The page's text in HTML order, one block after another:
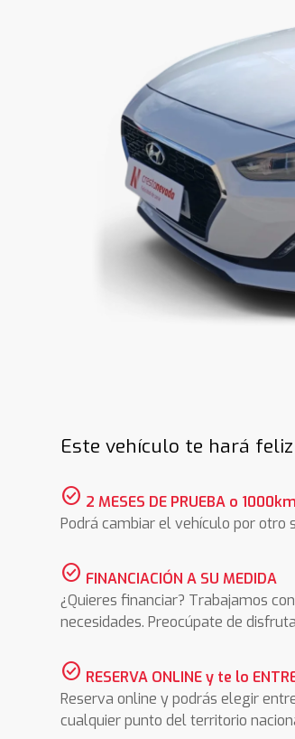
Este vehículo te hará feliz
check_circle 2 MESES DE PRUEBA o 1000km
Podrá cambiar el vehículo por otro
check_circle FINANCIACIÓN A SU MEDIDA
¿Quieres financiar? Trabajamos
necesidades. Preocúpate de
check_circle RESERVA ONLINE y te lo
Reserva online y podrás elegir
cualquier punto del territorio